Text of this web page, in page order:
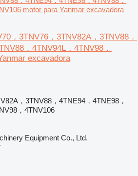
motor para Yanmar excavadora
，3TNV76，3TNV82A，3TNV88，
，4TNV94L，4TNV98，
excavadora
，3TNV88，4TNE94，4TNE98，
，4TNV106
Equipment Co., Ltd.